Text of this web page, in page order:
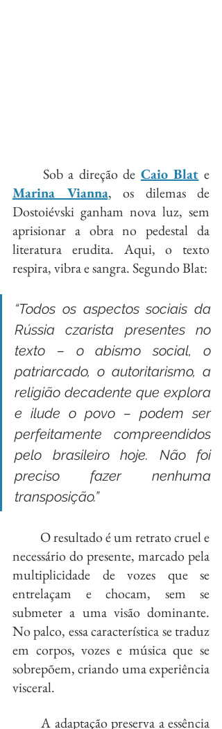
	Sob a direção de
Caio Blat
Marina Vianna, os dilemas de
Dostoiévski ganham nova luz, sem
aprisionar a obra no pedestal da
literatura erudita. Aqui, o texto
respira, vibra e sangra. Segundo Blat:
“Todos os aspectos sociais da
Rússia czarista presentes no
texto – o abismo social, o
patriarcado, o autoritarismo, a
religião decadente que explora
e ilude o povo – podem ser
perfeitamente compreendidos
pelo brasileiro hoje. Não foi
preciso fazer nenhuma
transposição.”
necessário do presente, marcado pela
multiplicidade de vozes que se
entrelaçam e chocam, sem se
submeter a uma visão dominante.
No palco, essa característica se traduz
em corpos, vozes e música que se
sobrepõem, criando uma experiência
visceral.
	A adaptação preserva a essência